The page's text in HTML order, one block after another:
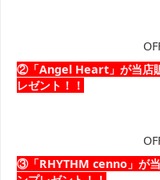
②「Angel Heart」が当店
レゼント！！
③「RHYTHM cenno」が当